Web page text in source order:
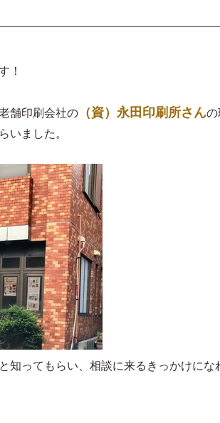
！
舗印刷会社の （資）永田印刷所さんの
いました。
知ってもらい、相談に来るきっかけにな